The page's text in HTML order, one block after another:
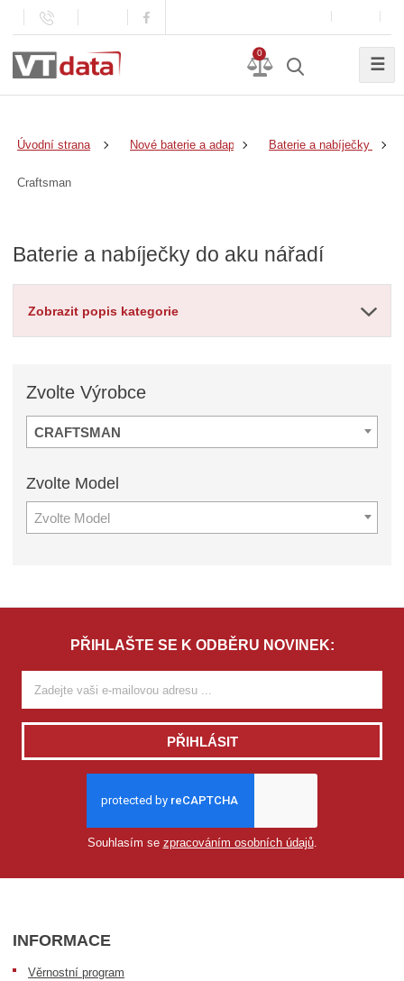
0
☰
Úvodní strana Nové baterie a adaptéry Baterie a nabíječky do
Craftsman
Baterie a nabíječky do aku nářadí
Zobrazit popis kategorie
ZvolteVýrobce
CRAFTSMAN
Zvolte Model
Zvolte Model
PŘIHLAŠTE SE K ODBĚRU NOVINEK:
PŘIHLÁSIT
Souhlasím se zpracováním osobních údajů.
INFORMACE
Věrnostní program